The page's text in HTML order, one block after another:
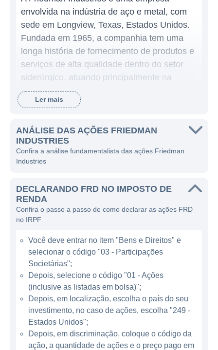
envolvida na indústria de aço e metal, com
sede em Longview, Texas, Estados Unidos.
Fundada em 1965, a companhia tem uma
longa história de fornecimento de produtos e
serviços de alta qualidade dentro do setor
siderúrgico, atuando principalmente na
fabricação e venda de produtos de aço para
construção e montagem, bem como na
A Friedman Industries desempenha um
papel significativo no mercado ao fabricar
uma variedade de produtos, incluindo
metálicos utilizados em projetos de
construção e manufatura. Seus produtos são
direcionados para diferentes segmentos de
indústrias de transporte, mineração e
energia. Além disso, a empresa opera
centros de distribuição e fabricação que
permitem atender a uma ampla gama de
clientes em diversas regiões.
ATUAÇÃO DA FRIEDMAN INDUSTRIES
O modelo de negócios da Friedman
Ler mais
ANÁLISE DAS AÇÕES FRIEDMAN
INDUSTRIES
Confira a análise fundamentalista das ações Friedman
Industries
DECLARANDO FRD NO IMPOSTO DE
RENDA
Confira o passo a passo de como declarar as ações FRD
no IRPF
Você deve entrar no item "Bens e Direitos" e
selecionar o código "03 - Participações
Societárias";
Depois, selecione o código "01 - Ações
(inclusive as listadas em bolsa)";
Depois, em localização, escolha o país do seu
investimento, no caso de ações, escolha "249 -
Estados Unidos";
Depois, em discriminação, coloque o código da
ação, a quantidade de ações e o preço pago em